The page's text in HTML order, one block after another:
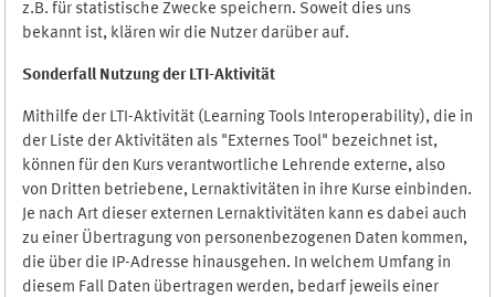
z.B. für statistische Zwecke speichern. Soweit dies uns
bekannt ist, klären wir die Nutzer darüber auf.
Sonderfall Nutzung der LTI-Aktivität
Mithilfe der LTI-Aktivität (Learning Tools Interoperability), die in
der Liste der Aktivitäten als "Externes Tool" bezeichnet ist,
können für den Kurs verantwortliche Lehrende externe, also
von Dritten betriebene, Lernaktivitäten in ihre Kurse einbinden.
Je nach Art dieser externen Lernaktivitäten kann es dabei auch
zu einer Übertragung von personenbezogenen Daten kommen,
die über die IP-Adresse hinausgehen. In welchem Umfang in
diesem Fall Daten übertragen werden, bedarf jeweils einer